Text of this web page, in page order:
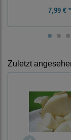
7,99 € *
Zuletzt